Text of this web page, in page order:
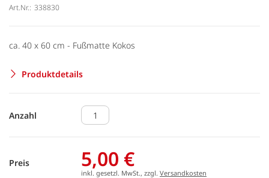
Art.Nr.: 338830
ca. 40 x 60 cm - Fußmatte Kokos
Produktdetails
Anzahl
Preis 5,00 €
inkl. gesetzl. MwSt., zzgl. Versandkosten